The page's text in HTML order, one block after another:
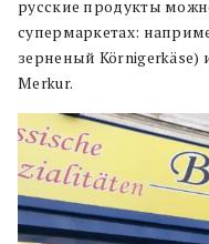
русские продукты
супермаркетах:
зерненый Körnigerkäse)
Merkur.